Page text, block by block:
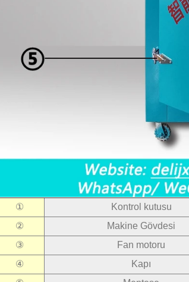
2026-08-04 16:16:30
① Kontrol kutusu
②
Makine Gövdesi
③
Fan motoru
④
Kapı